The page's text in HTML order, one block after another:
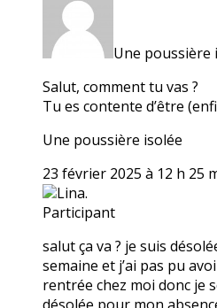
Une poussière
Salut, comment tu vas ?
Tu es contente d’être
Une poussière isolée
23 février 2025 à 12 h 25
Lina.
Participant
salut ça va ? je suis
semaine et j’ai pas pu
rentrée chez moi donc je